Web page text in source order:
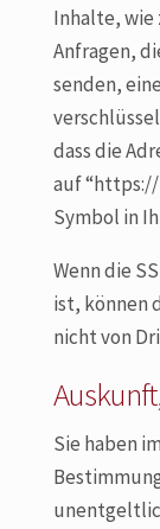
Inhalte, wie
Anfragen,
senden,
dass die
auf “https://
Symbol in
Wenn die
ist, können
nicht von
Sie haben